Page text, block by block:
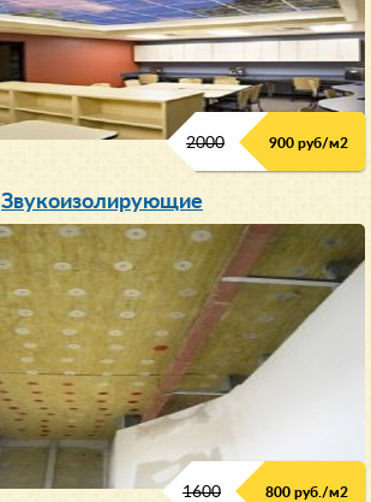
2000 900 руб/м2
Звукоизолирующие
1600 800 руб./м2